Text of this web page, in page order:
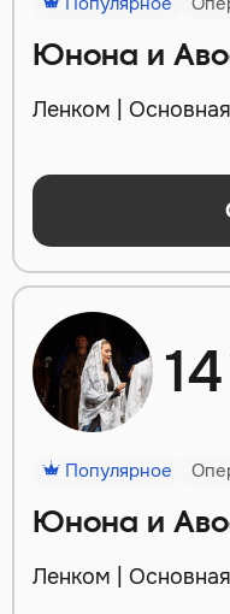
Юнона и
Ленком |
14
Популярное
Юнона и
Ленком |